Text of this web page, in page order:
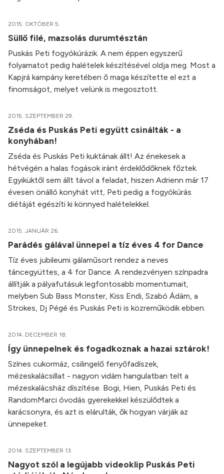
2015. OKTÓBER 5.
Süllő filé, mazsolás durumtésztán
Puskás Peti fogyókúrázik. A nem éppen egyszerű
folyamatot pedig halételek készítésével oldja meg. Most a
Kapjrá kampány keretében ő maga készítette el ezt a
finomságot, melyet velünk is megosztott.
2015. SZEPTEMBER 29.
Zséda és Puskás Peti együtt csinálták - a
konyhában!
Zséda és Puskás Peti kuktának állt! Az énekesek a
hétvégén a halas fogások iránt érdeklődőknek főztek.
Egyiküktől sem állt távol a feladat, hiszen Adrienn már 17
évesen önálló konyhát vitt, Peti pedig a fogyókúrás
diétáját egészíti ki könnyed halételekkel.
2015. JANUÁR 26.
Parádés gálával ünnepel a tíz éves 4 for Dance
Tíz éves jubileumi gálaműsort rendez a neves
táncegyüttes, a 4 for Dance. A rendezvényen színpadra
állítják a pályafutásuk legfontosabb momentumait,
melyben Sub Bass Monster, Kiss Endi, Szabó Ádám, a
Strokes, Dj Pégé és Puskás Peti is közreműködik ebben.
2014. DECEMBER 18.
Így ünnepelnek és fogadkoznak a hazai sztárok!
Színes cukormáz, csilingelő fenyőfadíszek,
mézeskalácsillat - nagyon vidám hangulatban telt a
mézeskalácsház díszítése. Bogi, Hien, Puskás Peti és
RandomMarci óvodás gyerekekkel készülődtek a
karácsonyra, és azt is elárulták, ők hogyan várják az
ünnepeket.
2014. SZEPTEMBER 13.
Nagyot szól a legújabb videoklip Puskás Peti